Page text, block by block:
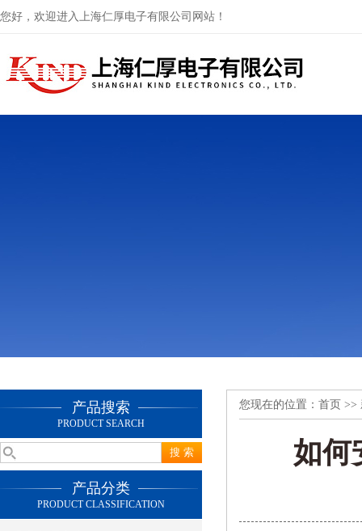
您好，欢迎进入上海仁厚电子有限公司网站！
产品搜索
PRODUCT SEARCH
产品分类
PRODUCT CLASSIFICATION
您现在的位置： 首页 >>
如何